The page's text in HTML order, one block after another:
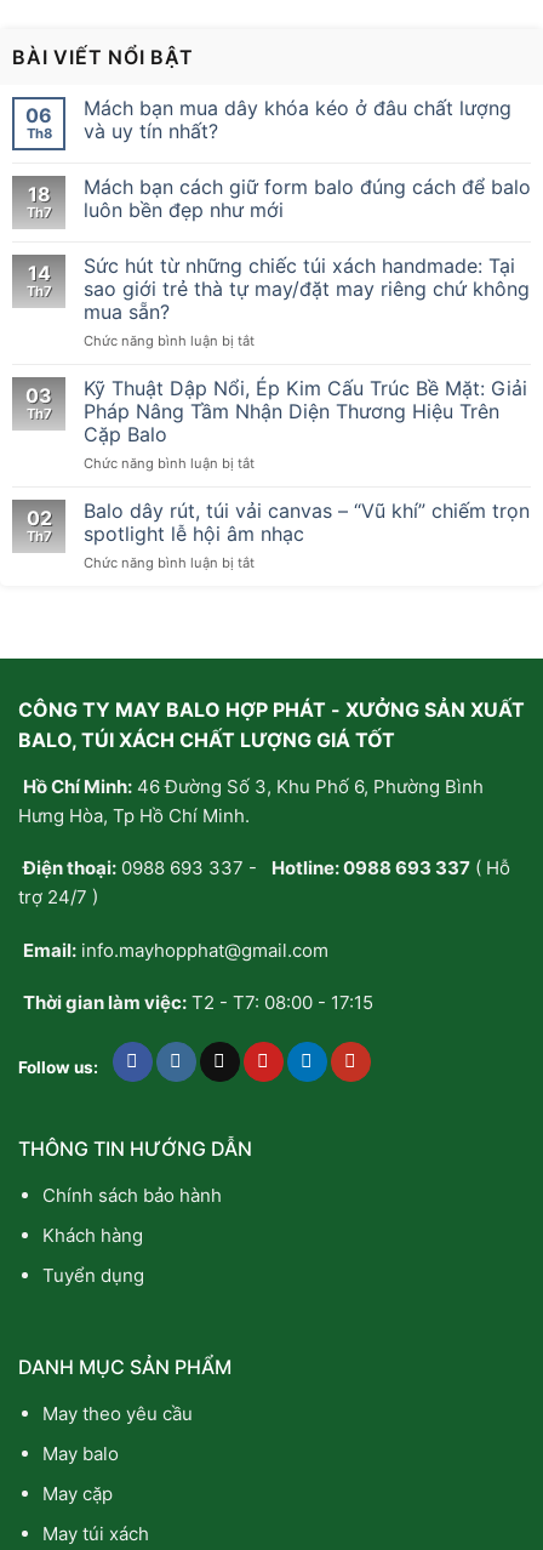
BÀI VIẾT NỔI BẬT
06
Th8
Mách bạn mua dây khóa kéo ở đâu chất lượng
và uy tín nhất?
18
Th7
Mách bạn cách giữ form balo đúng cách để balo
luôn bền đẹp như mới
14
Th7
Sức hút từ những chiếc túi xách handmade: Tại
sao giới trẻ thà tự may/đặt may riêng chứ không
mua sẵn?
Chức năng bình luận bị tắtở
hút
từ
những
túi
handmade:
sao
giới
riêng
chứ
không
sẵn?
03
Th7
Kỹ Thuật Dập Nổi, Ép Kim Cấu Trúc Bề Mặt: Giải
Pháp Nâng Tầm Nhận Diện Thương Hiệu Trên
Cặp Balo
Chức năng bình luận bị tắtở
Thuật
Dập
Nổi,
Ép
Pháp
Nâng
Tầm
Diện
Cặp
02
Th7
Balo dây rút, túi vải canvas – “Vũ khí” chiếm trọn
spotlight lễ hội âm nhạc
Chức năng bình luận bị tắtở
vải
–
khí”
trọn
âm
CÔNG TY MAY BALO HỢP PHÁT - XƯỞNG SẢN XUẤT
BALO, TÚI XÁCH CHẤT LƯỢNG GIÁ TỐT
Hồ Chí Minh: 46 Đường Số 3, Khu Phố 6, Phường Bình
Hưng Hòa, Tp Hồ Chí Minh.
Điện thoại: 0988 693 337 - Hotline:0988 693 337 ( Hỗ
trợ 24/7 )
Email: info.mayhopphat@gmail.com
Thời gian làm việc: T2 - T7: 08:00 - 17:15
Follow us:
THÔNG TIN HƯỚNG DẪN
Chính sách bảo hành
Khách hàng
Tuyển dụng
DANH MỤC SẢN PHẨM
May theo yêu cầu
May balo
May cặp
May túi xách